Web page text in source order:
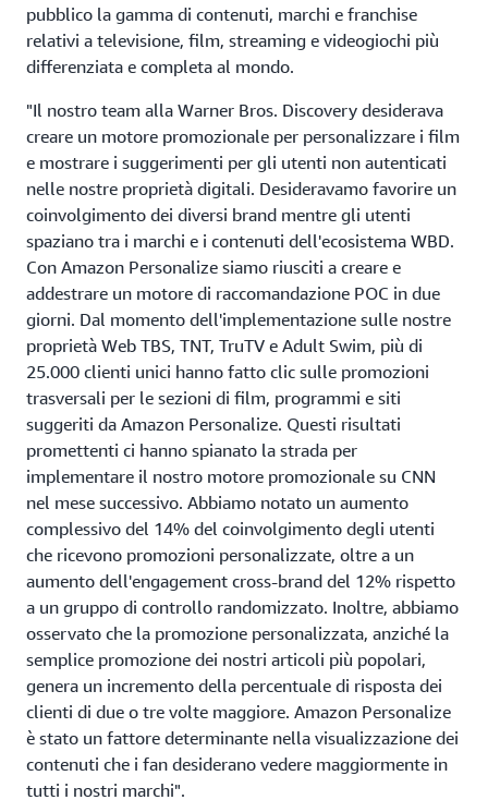
pubblico la gamma di contenuti, marchi e franchise
relativi a televisione, film, streaming e videogiochi più
differenziata e completa al mondo.
"Il nostro team alla Warner Bros. Discovery desiderava
creare un motore promozionale per personalizzare i film
e mostrare i suggerimenti per gli utenti non autenticati
nelle nostre proprietà digitali. Desideravamo favorire un
coinvolgimento dei diversi brand mentre gli utenti
spaziano tra i marchi e i contenuti dell'ecosistema WBD.
Con Amazon Personalize siamo riusciti a creare e
addestrare un motore di raccomandazione POC in due
giorni. Dal momento dell'implementazione sulle nostre
proprietà Web TBS, TNT, TruTV e Adult Swim, più di
25.000 clienti unici hanno fatto clic sulle promozioni
trasversali per le sezioni di film, programmi e siti
suggeriti da Amazon Personalize. Questi risultati
promettenti ci hanno spianato la strada per
implementare il nostro motore promozionale su CNN
nel mese successivo. Abbiamo notato un aumento
complessivo del 14% del coinvolgimento degli utenti
che ricevono promozioni personalizzate, oltre a un
aumento dell'engagement cross-brand del 12% rispetto
a un gruppo di controllo randomizzato. Inoltre, abbiamo
osservato che la promozione personalizzata, anziché la
semplice promozione dei nostri articoli più popolari,
genera un incremento della percentuale di risposta dei
clienti di due o tre volte maggiore. Amazon Personalize
è stato un fattore determinante nella visualizzazione dei
contenuti che i fan desiderano vedere maggiormente in
tutti i nostri marchi".